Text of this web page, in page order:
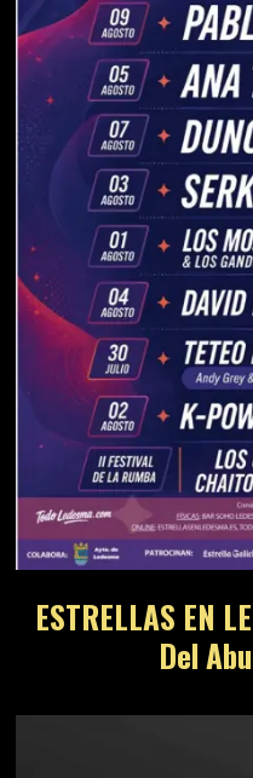
ESTRELLAS EN
Del